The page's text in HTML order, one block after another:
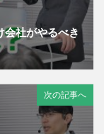
社がやるべき
次の記事へ